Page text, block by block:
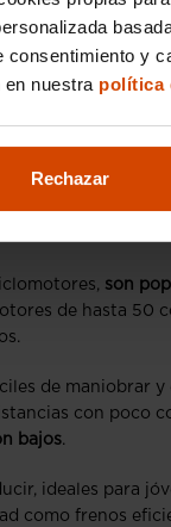
consentimiento y
en nuestra política
Rechazar
sin
son
de hasta 50
de maniobrar
con poco
bajos.
ideales para
como frenos